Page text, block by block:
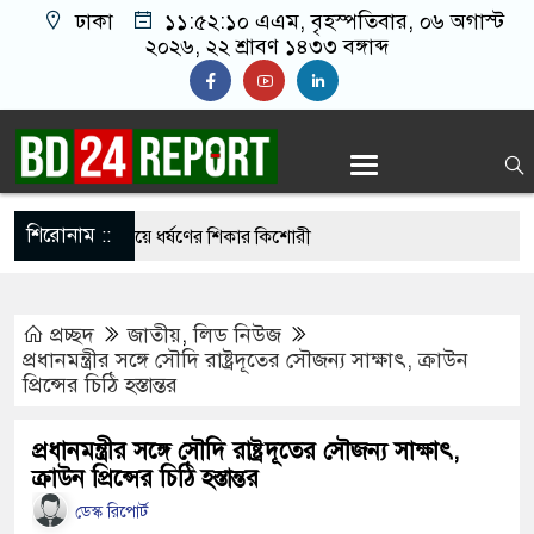
ঢাকা ১১:৫২:১১ এএম, বৃহস্পতিবার, ০৬ অগাস্ট
২০২৬, ২২ শ্রাবণ ১৪৩৩ বঙ্গাব্দ
শিরোনাম ::
করতে গিয়ে ধর্ষণের শিকার কিশোরী
ফ্যামিলি কার্ড দেবেন প্রধানমন্ত্রী
নতুন বাহিনী, খসড়া আইন প্রকাশ
পুলিশকে পিটিয়ে র’ক্তা’ক্ত করা হয়েছে, সে দৃশ্য
প্রচ্ছদ জাতীয়,লিড নিউজ
প্রধানমন্ত্রীর সঙ্গে সৌদি রাষ্ট্রদূতের সৌজন্য সাক্ষাৎ, ক্রাউন
প্রিন্সের চিঠি হস্তান্তর
প্রধানমন্ত্রীর সঙ্গে সৌদি রাষ্ট্রদূতের সৌজন্য সাক্ষাৎ,
ক্রাউন প্রিন্সের চিঠি হস্তান্তর
ডেস্ক রিপোর্ট